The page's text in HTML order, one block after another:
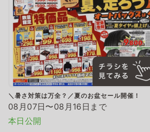
＼暑さ対策は万全？／夏のお盆セール開催！
08月07日〜08月16日まで
本日公開